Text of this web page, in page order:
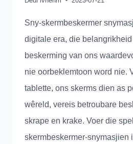
Sny-skermbeskermer
digitale era, die
beskerming van ons
nie oorbeklemtoon word nie.
tablette, ons skerms dien as
wêreld, vereis betroubare
skrape en krake. Voer die
skermbeskermer-snymasjien